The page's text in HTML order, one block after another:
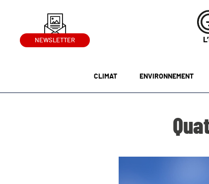
NEWSLETTER
CLIMAT ENVIRONNEMENT